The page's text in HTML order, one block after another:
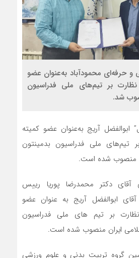
حرفه‌ای محمودآباد به‌عنوان عضو
نظارت بر تیم‌های ملی فدراسیون
شد.
آریج به‌عنوان عضو کمیته
تیم‌های ملی فدراسیون بدمینتون
منصوب شده است.
دکتر محمدرضا پوریا رییس
ابوالفضل آریج به عنوان عضو
بر تیم های ملی فدراسیون
ایران منصوب شده است.
گروه تربیت بدنی و علوم ورزشی